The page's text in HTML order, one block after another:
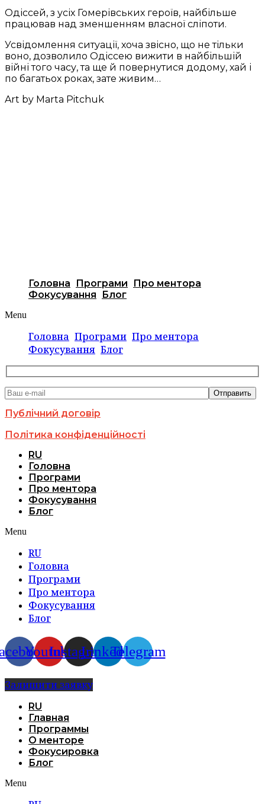
Одіссей, з усіх Гомерівських героїв, найбільше
працював над зменшенням власної сліпоти.
Усвідомлення ситуації, хоча звісно, що не тільки
воно, дозволило Одіссею вижити в найбільшій
війні того часу, та ще й повернутися додому, хай і
по багатьох роках, зате живим…
Art by Marta Pitchuk
Головна Програми
Про ментора
Фокусування
Блог
Menu
Головна Програми Про ментора
Фокусування Блог
Публічний договір
Політика конфіденційності
RU
Головна
Програми
Про ментора
Фокусування
Блог
Menu
RU
Головна
Програми
Про ментора
Фокусування
Блог
YoutubeInstagramLinkedinTelegram
Залишити заявку
RU
Главная
Программы
О менторе
Фокусировка
Блог
Menu